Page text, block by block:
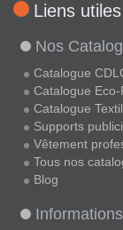
Liens utiles
Nos
Catalogue
Catalogue
Catalogue
Supports
Vêtement
Tous nos
Blog
Informations